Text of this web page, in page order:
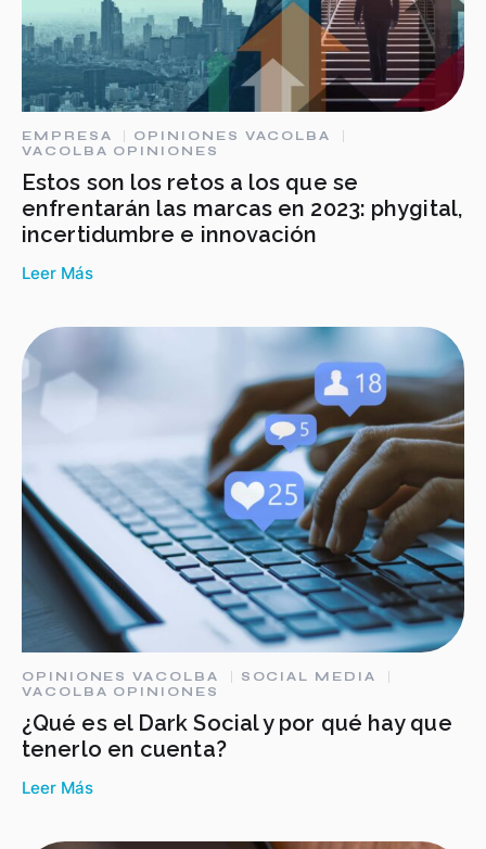
EMPRESA
OPINIONES VACOLBA
VACOLBA OPINIONES
Estos son los retos a los que se
enfrentarán las marcas en 2023: phygital,
incertidumbre e innovación
Leer Más
OPINIONES VACOLBA
SOCIAL MEDIA
VACOLBA OPINIONES
¿Qué es el Dark Social y por qué hay que
tenerlo en cuenta?
Leer Más